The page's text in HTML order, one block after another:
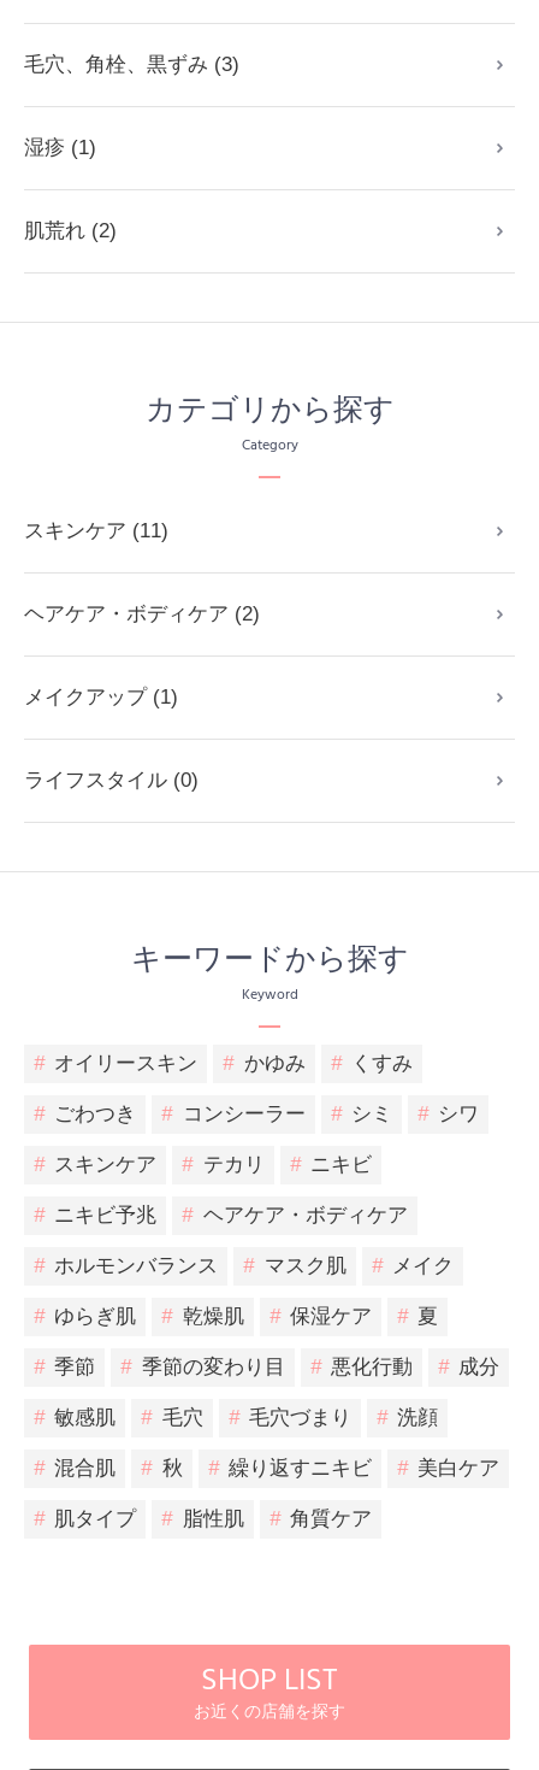
毛穴、角栓、黒ずみ (3)
湿疹 (1)
肌荒れ (2)
カテゴリから探す
Category
スキンケア (11)
ヘアケア・ボディケア (2)
メイクアップ (1)
ライフスタイル (0)
キーワードから探す
Keyword
# オイリースキン # かゆみ # くすみ
# ごわつき # コンシーラー # シミ # シワ
# スキンケア # テカリ # ニキビ
# ニキビ予兆 # ヘアケア・ボディケア
# ホルモンバランス # マスク肌 # メイク
# ゆらぎ肌 # 乾燥肌 # 保湿ケア # 夏
# 季節 # 季節の変わり目 # 悪化行動 # 成分
# 敏感肌 # 毛穴 # 毛穴づまり # 洗顔
# 混合肌 # 秋 # 繰り返すニキビ # 美白ケア
# 肌タイプ # 脂性肌 # 角質ケア
SHOP LIST
お近くの店舗を探す